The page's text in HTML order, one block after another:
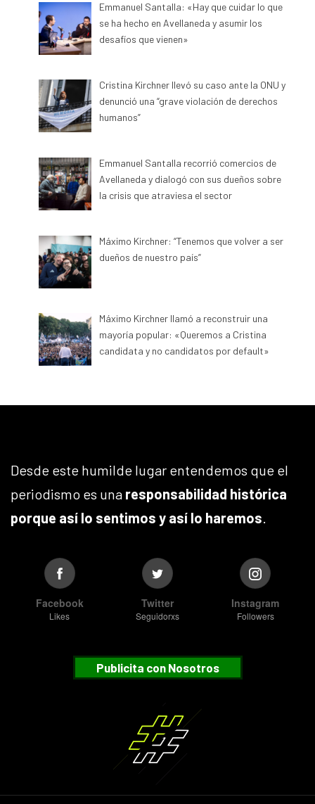
Emmanuel Santalla: «Hay que cuidar lo que
se ha hecho en Avellaneda y asumir los
desafíos que vienen»
Cristina Kirchner llevó su caso ante la ONU y
denunció una “grave violación de derechos
humanos”
Emmanuel Santalla recorrió comercios de
Avellaneda y dialogó con sus dueños sobre
la crisis que atraviesa el sector
Máximo Kirchner: “Tenemos que volver a ser
dueños de nuestro país”
Máximo Kirchner llamó a reconstruir una
mayoría popular: «Queremos a Cristina
candidata y no candidatos por default»
Desde este humilde lugar entendemos que el
periodismo es una responsabilidad histórica
porque así lo sentimos y así lo haremos.
Facebook
Likes
Twitter
Seguidorxs
Instagram
Followers
Publicita con Nosotros